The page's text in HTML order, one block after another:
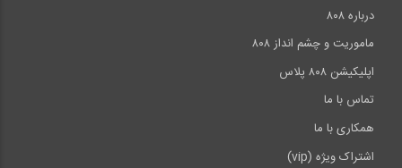
درباره ۸۰۸
ماموریت و چشم انداز ۸۰۸
اپلیکیشن ۸۰۸ پلاس
تماس با ما
همکاری با ما
اشتراک ویژه (vip)